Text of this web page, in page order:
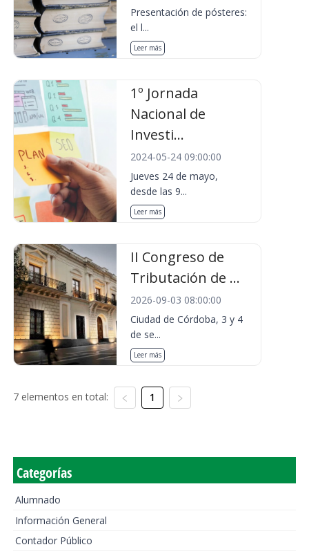
Presentación de pósteres:
el l...
Leer más
1º Jornada
Nacional de
Investi...
2024-05-24 09:00:00
Jueves 24 de mayo,
desde las 9...
Leer más
II Congreso de
Tributación de ...
2026-09-03 08:00:00
Ciudad de Córdoba, 3 y 4
de se...
Leer más
7 elementos en total: 1
Categorías
Alumnado
Información General
Contador Público